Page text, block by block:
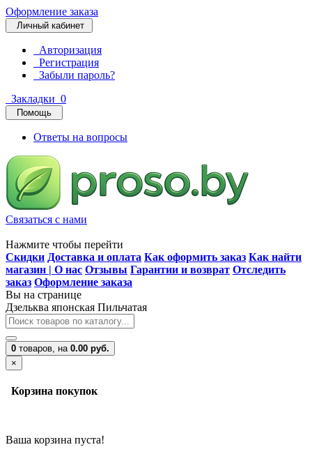
Оформление заказа
Личный кабинет
Авторизация
Регистрация
Забыли пароль?
Закладки 0
Помощь
Ответы на вопросы
Связаться с нами
Нажмите чтобы перейти
Скидки Доставка и оплата Как оформить заказ Как найти
магазин | О нас Отзывы Гарантии и возврат Отследить
заказ Оформление заказа
Вы на странице
Дзельква японская Пильчатая
0 товаров, на 0.00 руб.
×
Корзина покупок
Ваша корзина пуста!